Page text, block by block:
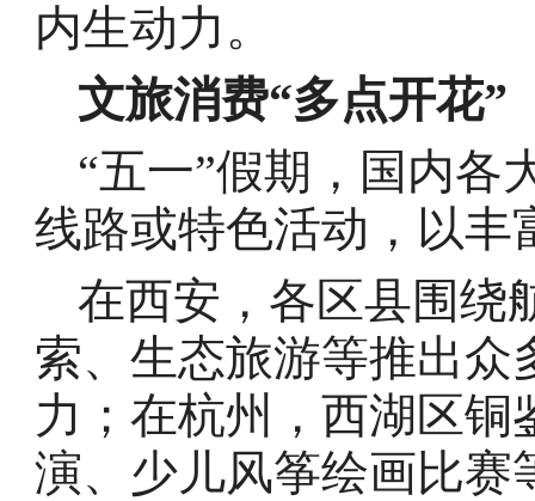
内生动力。
文旅消费“多点开花”
“五一”假期，国内各
线路或特色活动，以丰
在西安，各区县围绕
索、生态旅游等推出
力；在杭州，西湖区
演、少儿风筝绘画比赛